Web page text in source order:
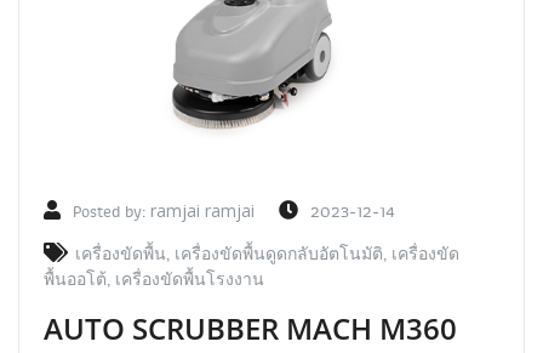
Posted by: ramjai ramjai 2023-12-14
เครื่องขัดพื้น, เครื่องขัดพื้นดูดกลับอัตโนมัติ, เครื่องขัด
พื้นออโต้, เครื่องขัดพื้นโรงงาน
AUTO SCRUBBER MACH M360